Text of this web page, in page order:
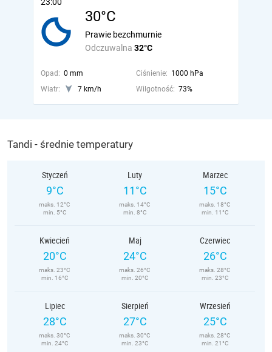
30°C
Odczuwalna 32°C
Prawie bezchmurnie
Opad: 0 mm Ciśnienie: 1000 hPa
Wiatr:
7 km/h Wilgotność: 73%
Tandi - średnie temperatury
Styczeń
9°C
maks. 12°C
min. 5°C
Luty
11°C
maks. 14°C
min. 8°C
Marzec
15°C
maks. 18°C
min. 11°C
Kwiecień
20°C
maks. 23°C
min. 16°C
Maj
24°C
maks. 26°C
min. 20°C
Czerwiec
26°C
maks. 28°C
min. 23°C
Lipiec
28°C
maks. 30°C
min. 24°C
Sierpień
27°C
maks. 30°C
min. 23°C
Wrzesień
25°C
maks. 28°C
min. 21°C